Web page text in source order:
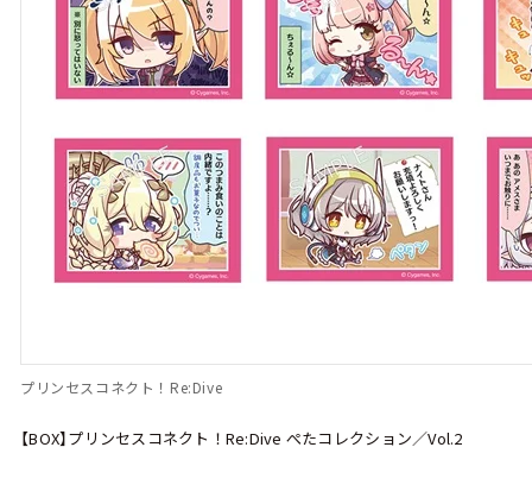
プリンセスコネクト！Re:Dive
【BOX】プリンセスコネクト！Re:Dive ぺたコレクション／Vol.2